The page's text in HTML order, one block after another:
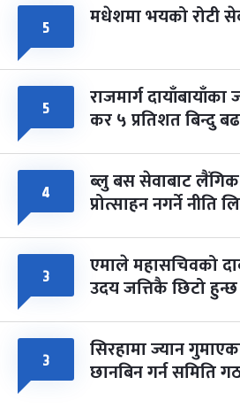
५ मधेशमा भयको रोटी
५ राजमार्ग
कर ५ प्रतिशत बिन्दु
४ ब्लु बस सेवाबाट
प्रोत्साहन नगर्ने नीति
३ एमाले महासचिवको
उदय जत्तिकै छिटो हुन्छ
३ सिरहामा ज्यान
छानबिन गर्न समिति